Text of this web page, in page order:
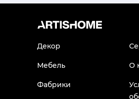
Декор
Мебель
Фабрики
О